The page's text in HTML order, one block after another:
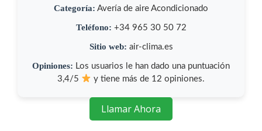
Categoría: Avería de aire Acondicionado
Teléfono: +34 965 30 50 72
Sitio web: air-clima.es
Opiniones: Los usuarios le han dado una puntuación
3,4/5
y tiene más de 12 opiniones.
Llamar Ahora